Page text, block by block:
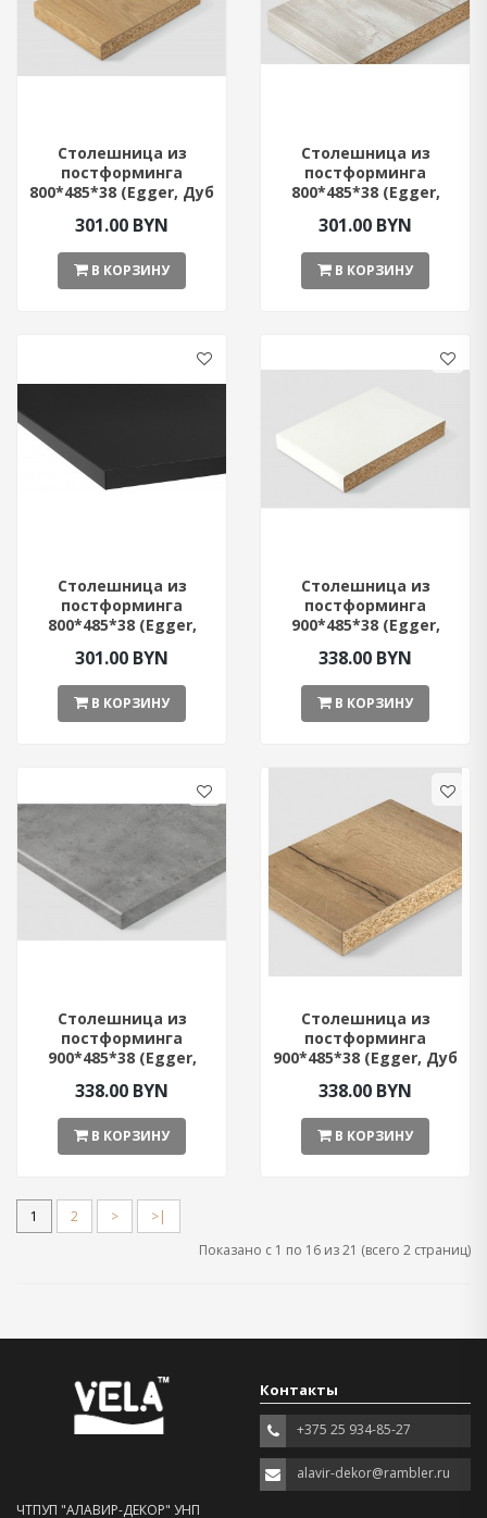
Столешница из
постформинга
800*485*38 (Egger, Дуб
301.00 BYN
В КОРЗИНУ
Столешница из
постформинга
800*485*38 (Egger,
301.00 BYN
В КОРЗИНУ
Столешница из
постформинга
800*485*38 (Egger,
301.00 BYN
В КОРЗИНУ
Столешница из
постформинга
900*485*38 (Egger,
338.00 BYN
В КОРЗИНУ
Столешница из
постформинга
900*485*38 (Egger,
серый)
338.00 BYN
В КОРЗИНУ
Столешница из
постформинга
900*485*38 (Egger, Дуб
338.00 BYN
В КОРЗИНУ
1 2 >
>|
Показано с 1 по 16 из 21 (всего 2 страниц)
ЧТПУП "АЛАВИР-ДЕКОР" УНП
Контакты
+375 25 934-85-27
alavir-dekor@rambler.ru